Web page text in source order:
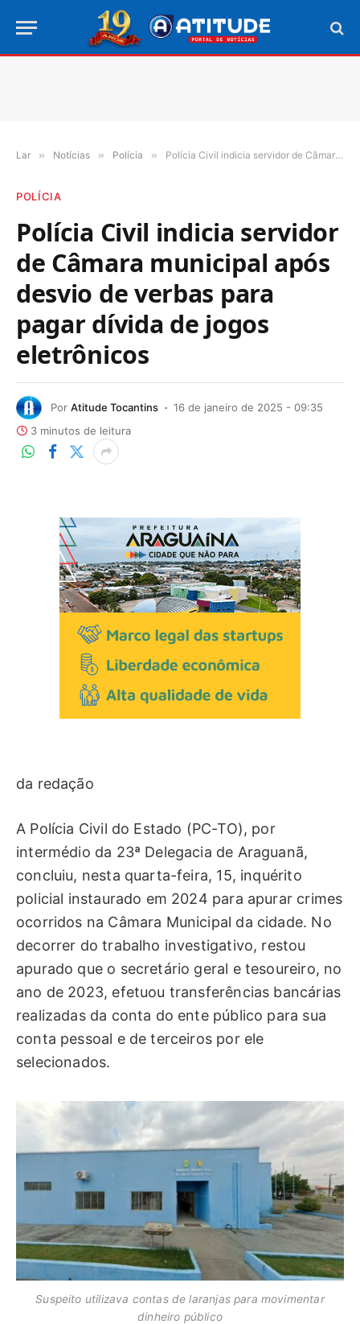
Lar » Notícias » Polícia » Polícia Civil indicia servidor de Câmara municipal após desvio de verbas para pagar dívida de jogos eletrônicos
POLÍCIA
Polícia Civil indicia servidor
de Câmara municipal após
desvio de verbas para
pagar dívida de jogos
eletrônicos
Por Atitude Tocantins
16 de janeiro de 2025 - 09:35
3 minutos de leitura
da redação
A Polícia Civil do Estado (PC-TO), por
intermédio da 23ª Delegacia de Araguanã,
concluiu, nesta quarta-feira, 15, inquérito
policial instaurado em 2024 para apurar crimes
ocorridos na Câmara Municipal da cidade. No
decorrer do trabalho investigativo, restou
apurado que o secretário geral e tesoureiro, no
ano de 2023, efetuou transferências bancárias
realizadas da conta do ente público para sua
conta pessoal e de terceiros por ele
selecionados.
Suspeito utilizava contas de laranjas para movimentar
dinheiro público